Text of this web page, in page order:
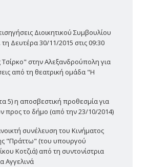
Διοικητικού Συμβουλίου
Δευτέρα 30/11/2015 στις 09:30
στην Αλεξανδρούπολη για
από τη θεατρική ομάδα "Η
5) η αποσβεστική προθεσμία για
προς το δήμο (από την 23/10/2014)
συνέλευση του Κινήματος
"Πράττω" (του υπουργού
Κοτζιά) από τη συντονίστρια
Αγγελινά